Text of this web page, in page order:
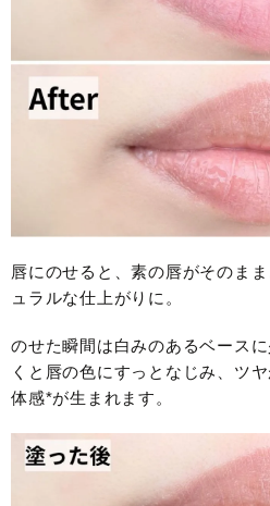
唇にのせると、素の唇がそのま
ュラルな仕上がりに。
のせた瞬間は白みのあるベース
くと唇の色にすっとなじみ、ツ
体感*が生まれます。